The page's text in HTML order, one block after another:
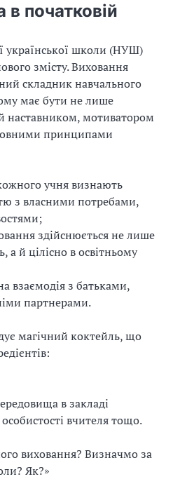
початковій
української школи (НУШ)
змісту. Виховання
ий складникнавчального
має бути не лише
наставником, мотиватором
принципами
ногоучнявизнають
ю з власними потребами,
;
здійснюється не лише
а й цілісно в освітньому
взаємодія з батьками,
партнерами.
магічний коктейль, що
в закладі
вчителя тощо.
виховання? Визначмо за
Як?»